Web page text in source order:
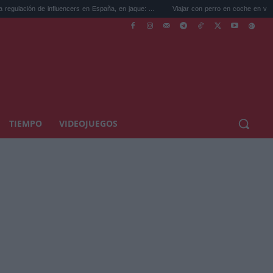
en España, en jaque: ... Viajar con perro en coche en verano: la norma
TIEMPO VIDEOJUEGOS